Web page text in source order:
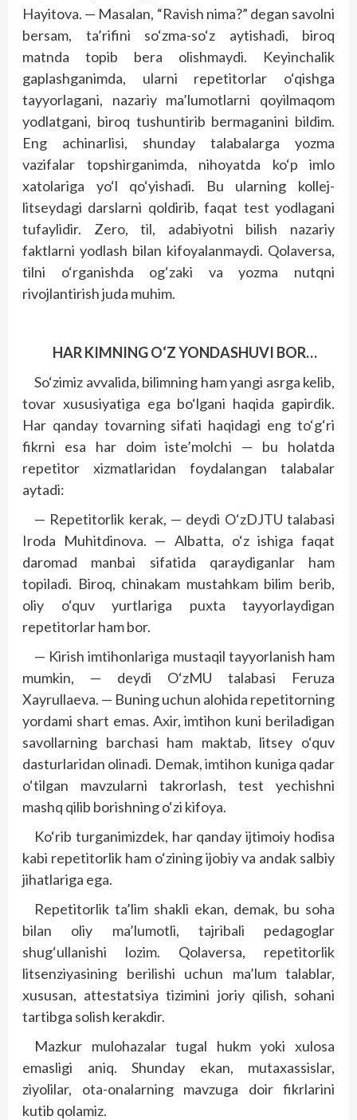
Hayitova. — Masalan, “Ravish nima?” degan savolni
bersam, ta’rifini so‘zma-so‘z aytishadi, biroq
matnda topib bera olishmaydi. Keyinchalik
gaplashganimda, ularni repetitorlar o‘qishga
tayyorlagani, nazariy ma’lumotlarni qo­yilmaqom
yodlatgani, biroq tushuntirib bermaganini bildim.
Eng achinarlisi, shunday talabalarga yozma
vazifalar topshirganimda, nihoyatda ko‘p imlo
xatolariga yo‘l qo‘yishadi. Bu ularning kollej-
litseydagi darslarni qoldirib, faqat test yodlagani
tufaylidir. Zero, til, adabiyotni bilish nazariy
faktlarni yodlash bilan kifoyalanmaydi. Qolaversa,
tilni o‘rganishda og‘zaki va yozma nutqni
rivojlantirish juda muhim.
HAR KIMNING O‘Z YONDASHUVI BOR…
So‘zimiz avvalida, bilimning ham yangi asrga kelib,
tovar xususiyatiga ega bo‘lgani haqida gapirdik.
Har qanday tovarning sifati haqidagi eng to‘g‘ri
fikrni esa har doim iste’molchi — bu holatda
repetitor xizmatlaridan foydalangan talabalar
aytadi:
— Repetitorlik kerak, — deydi O‘zDJTU talabasi
Iroda Muhitdinova. — Albatta, o‘z ishiga faqat
daromad manbai sifatida qaraydiganlar ham
topiladi. Biroq, chinakam mustahkam bilim berib,
oliy o‘quv yurtlariga puxta tayyorlaydigan
repetitorlar ham bor.
— Kirish imtihonlariga mustaqil tayyorlanish ham
mumkin, — deydi O‘zMU talabasi Feruza
Xayrullaeva. — Buning uchun alohida repetitorning
yordami shart emas. Axir, imtihon kuni beriladigan
savollarning barchasi ham maktab, litsey o‘quv
dasturlaridan olinadi. Demak, imtihon kuniga qadar
o‘tilgan mavzularni takrorlash, test yechishni
mashq qilib borishning o‘zi kifoya.
Ko‘rib turganimizdek, har qanday ijtimoiy hodisa
kabi repetitorlik ham o‘zining ijobiy va andak salbiy
jihatlariga ega.
Repetitorlik ta’lim shakli ekan, demak, bu soha
bilan oliy ma’lumotli, tajribali pedagoglar
shug‘ullanishi lozim. Qolaversa, repetitorlik
litsenziyasining berilishi uchun ma’lum talablar,
xususan, attestatsiya tizimini joriy qilish, sohani
tartibga solish kerakdir.
Mazkur mulohazalar tugal hukm yoki xulosa
emasligi aniq. Shunday ekan, mutaxassislar,
ziyolilar, ota-onalarning mavzuga doir fikr­larini
kutib qolamiz.